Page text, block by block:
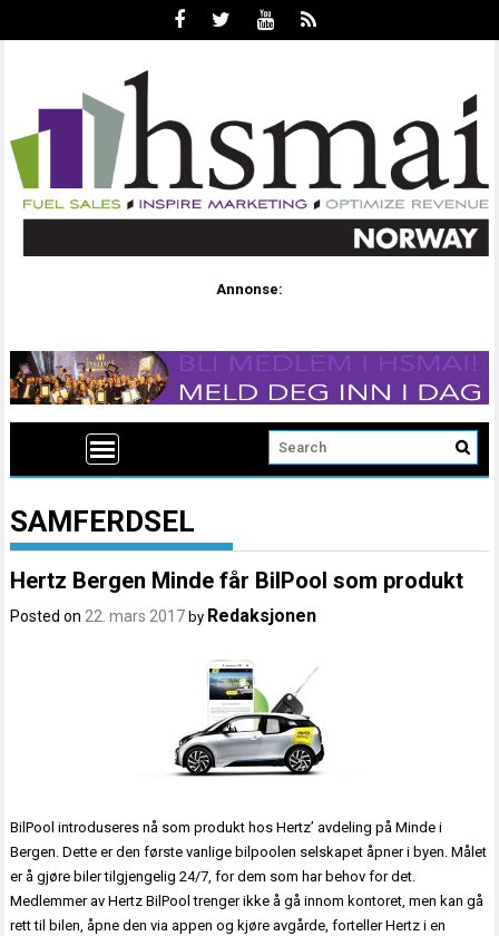
Annonse:
SAMFERDSEL
Hertz Bergen Minde får BilPool som produkt
Posted on22. mars 2017 by Redaksjonen
BilPool introduseres nå som produkt hos Hertz’ avdeling på Minde i
Bergen. Dette er den første vanlige bilpoolen selskapet åpner i byen. Målet
er å gjøre biler tilgjengelig 24/7, for dem som har behov for det.
Medlemmer av Hertz BilPool trenger ikke å gå innom kontoret, men kan gå
rett til bilen, åpne den via appen og kjøre avgårde, forteller Hertz i en